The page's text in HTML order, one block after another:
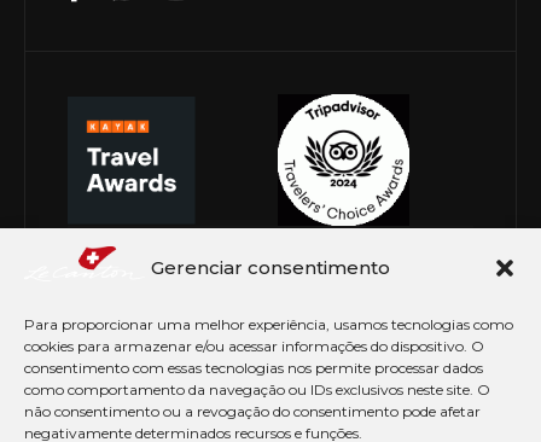
Gerenciar consentimento
Para proporcionar uma melhor experiência, usamos tecnologias como
cookies para armazenar e/ou acessar informações do dispositivo. O
consentimento com essas tecnologias nos permite processar dados
como comportamento da navegação ou IDs exclusivos neste site. O
não consentimento ou a revogação do consentimento pode afetar
negativamente determinados recursos e funções.
© Copyright 2026 Le Canton. Todos os direitos